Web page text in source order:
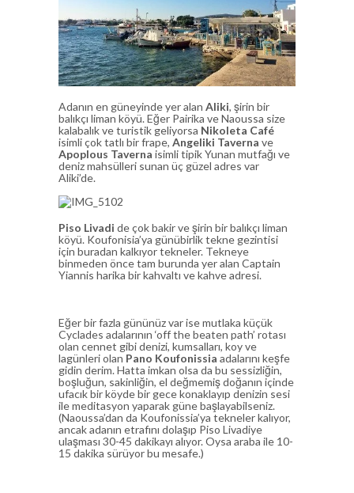
Adanın en güneyinde yer alan Aliki, şirin bir
balıkçı liman köyü. Eğer Pairika ve Naoussa size
kalabalık ve turistik geliyorsa Nikoleta Café
isimli çok tatlı bir frape, Angeliki Taverna ve
Apoplous Taverna isimli tipik Yunan mutfağı ve
deniz mahsülleri sunan üç güzel adres var
Aliki’de.
Piso Livadi de çok bakir ve şirin bir balıkçı liman
köyü. Koufonisia’ya günübirlik tekne gezintisi
için buradan kalkıyor tekneler. Tekneye
binmeden önce tam burunda yer alan Captain
Yiannis harika bir kahvaltı ve kahve adresi.
Eğer bir fazla gününüz var ise mutlaka küçük
Cyclades adalarının ‘off the beaten path’ rotası
olan cennet gibi denizi, kumsalları, koy ve
lagünleri olan Pano Koufonissia adalarını keşfe
gidin derim. Hatta imkan olsa da bu sessizliğin,
boşluğun, sakinliğin, el değmemiş doğanın içinde
ufacık bir köyde bir gece konaklayıp denizin sesi
ile meditasyon yaparak güne başlayabilseniz.
(Naoussa’dan da Koufonissia’ya tekneler kalıyor,
ancak adanın etrafını dolaşıp Piso Livadiye
ulaşması 30-45 dakikayı alıyor. Oysa araba ile 10-
15 dakika sürüyor bu mesafe.)